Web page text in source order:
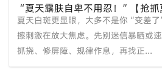
“夏天露肤自卑不用忍！”【抢
泉州中科白癜风医院科学诊疗淡
夏天白斑更显眼，大多不是你“变差
擦刺激在放大焦虑。先别迷信暴晒或
抓挠、修屏障、规律作息，再找正...